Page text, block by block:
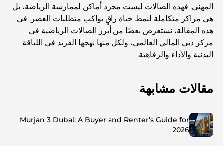
المهني. فهذه الصالات ليست مجرد أماكن لممارسة الرياضة، بل
هي مراكز متكاملة لنمط حياة راقٍ يواكب متطلبات العصر. في
هذه المقالة، نستعرض بعضًا من أبرز الصالات الرياضية في
مركز دبي المالي العالمي، ولكل منها نهجها الفريد في اللياقة
البدنية والأداء والرفاهية.
مقالات مشابهة
Murjan 3 Dubai: A Buyer and Renter’s Guide for
2026